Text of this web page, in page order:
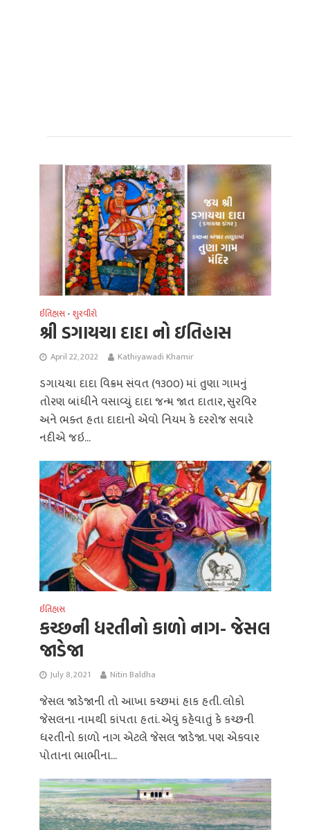
ઈતિહાસ • શુરવીરો
શ્રી ડગાયચા દાદા નો ઇતિહાસ
April 22, 2022 Kathiyawadi Khamir
ડગાયચા દાદા વિક્રમ સંવત (૧૩૦૦) માં તુણા ગામનું
તોરણ બાંધીને વસાવ્યું દાદા જન્મ જાત દાતાર, સુરવિર
અને ભક્ત હતા દાદાનો એવો નિયમ કે દરરોજ સવારે
નદીએ જઇ...
ઈતિહાસ
કચ્છની ધરતીનો કાળો નાગ- જેસલ
જાડેજા
July 8, 2021 Nitin Baldha
જેસલ જાડેજાની તો આખા કચ્છમાં હાક હતી. લોકો
જેસલના નામથી કાંપતા હતાં. એવું કહેવાતું કે કચ્છની
ધરતીનો કાળો નાગ એટલે જેસલ જાડેજા. પણ એકવાર
પોતાના ભાભીના...